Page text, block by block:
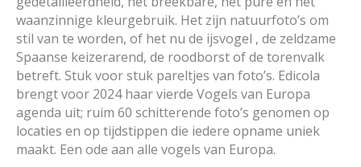
waanzinnige kleurgebruik. Het zijn natuurfoto’s om
stil van te worden, of het nu de ijsvogel , de zeldzame
Spaanse keizerarend, de roodborst of de torenvalk
betreft. Stuk voor stuk pareltjes van foto’s. Edicola
brengt voor 2024 haar vierde Vogels van Europa
agenda uit; ruim 60 schitterende foto’s genomen op
locaties en op tijdstippen die iedere opname uniek
maakt. Een ode aan alle vogels van Europa.